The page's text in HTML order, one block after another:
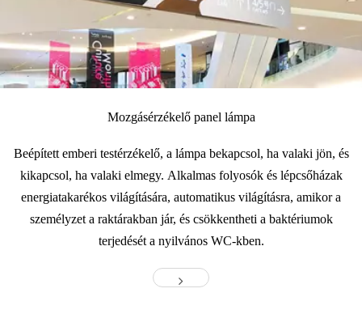
Mozgásérzékelő panel lámpa
Beépített emberi testérzékelő, a lámpa bekapcsol, ha valaki jön, és
kikapcsol, ha valaki elmegy. Alkalmas folyosók és lépcsőházak
energiatakarékos világítására, automatikus világításra, amikor a
személyzet a raktárakban jár, és csökkentheti a baktériumok
terjedését a nyilvános WC-kben.